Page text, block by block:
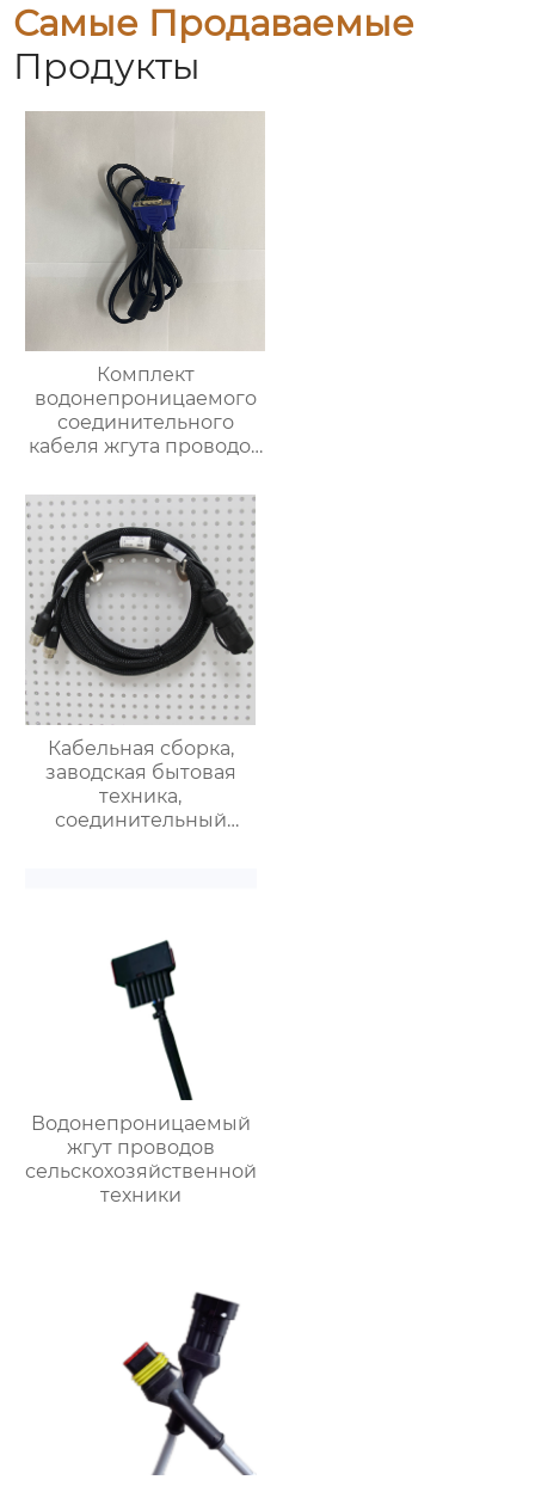
Самые Продаваемые
Продукты
Комплект
водонепроницаемого
соединительного
кабеля жгута проводов
сельскохозяйственного
трактора
Кабельная сборка,
заводская бытовая
техника,
соединительный
Водонепроницаемый
жгут проводов
сельскохозяйственной
техники